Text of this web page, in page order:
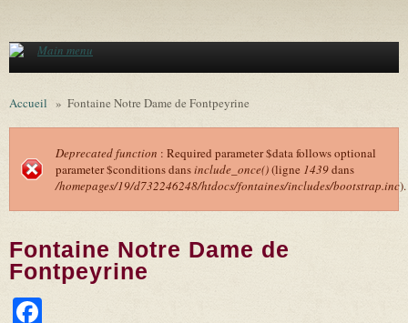
Main menu
Accueil » Fontaine Notre Dame de Fontpeyrine
Message d'erreur
Deprecated function : Required parameter $data follows optional
parameter $conditions dansinclude_once()(ligne 1439dans
/homepages/19/d732246248/htdocs/fontaines/includes/bootstrap.inc).
Fontaine Notre Dame de
Fontpeyrine